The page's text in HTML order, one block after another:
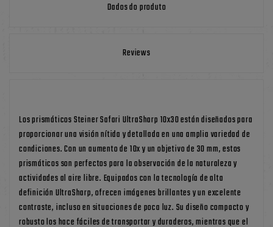
Dados do produto
Reviews
Los prismáticos Steiner Safari UltraSharp 10x30 están diseñados para
proporcionar una visión nítida y detallada en una amplia variedad de
condiciones. Con un aumento de 10x y un objetivo de 30 mm, estos
prismáticos son perfectos para la observación de la naturaleza y
actividades al aire libre. Equipados con la tecnología de alta
definición UltraSharp, ofrecen imágenes brillantes y un excelente
contraste, incluso en situaciones de poca luz. Su diseño compacto y
robusto los hace fáciles de transportar y duraderos, mientras que el